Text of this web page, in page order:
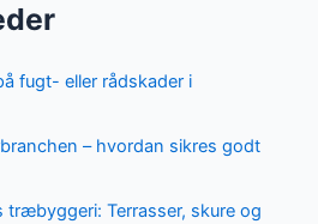
fugt- eller rådskader i
– hvordan sikres godt
træbyggeri: Terrasser, skure og